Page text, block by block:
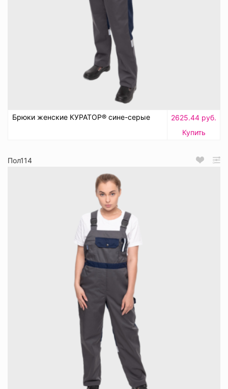
Брюки женские КУРАТОР® сине-серые
2625.44 руб.
Купить
Пол114